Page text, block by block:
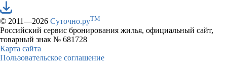
© 2011—2026 Суточно.руTM
Российский сервис бронирования жилья, официальный сайт,
товарный знак № 681728
Карта сайта
Пользовательское соглашение